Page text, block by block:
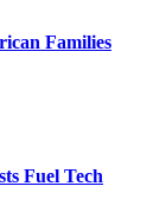
Families
Fuel Tech